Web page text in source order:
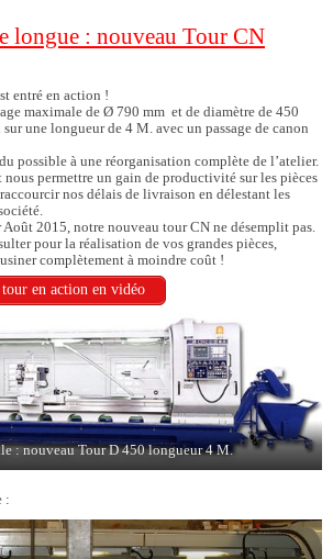
longue : nouveau Tour CN
entré en action !
maximale de Ø 790 mm et de diamètre de 450
sur une longueur de 4 M. avec un passage de canon
possible à une réorganisation complète de l’atelier.
permettre un gain de productivité sur les pièces
nos délais de livraison en délestant les
2015, notre nouveau tour CN ne désemplit pas.
pour la réalisation de vos grandes pièces,
complètement à moindre coût !
en action en vidéo
: nouveau Tour D 450 longueur 4 M.
: